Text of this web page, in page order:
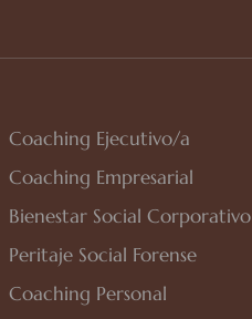
Coaching Ejecutivo/a
Coaching Empresarial
Bienestar Social Corporativo
Peritaje Social Forense
Coaching Personal